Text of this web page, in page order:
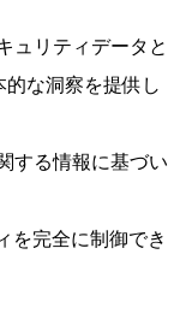
ュリティデータと
な洞察を提供し
する情報に基づい
を完全に制御でき